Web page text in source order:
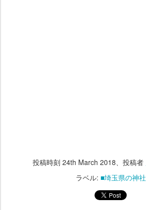
投稿時刻 24th March 2018、投稿者
ラベル: ■埼玉県の神社